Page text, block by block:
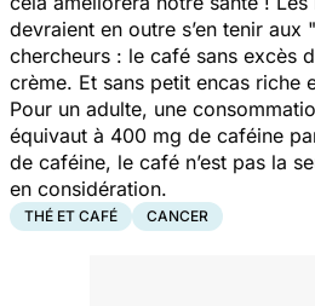
devraient en outre s’en tenir aux "
chercheurs : le café sans excès
crème. Et sans petit encas riche
Pour un adulte, une
équivaut à 400 mg de caféine
de caféine, le café n’est pas la
en considération.
THÉ ET CAFÉ CANCER